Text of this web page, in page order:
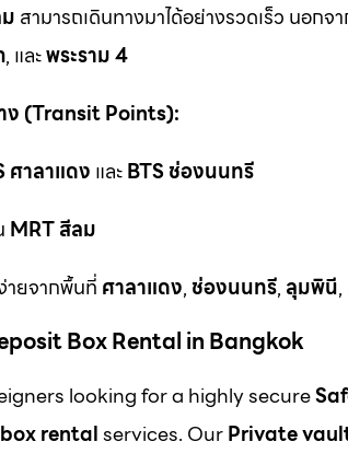
สามารถเดินทางมาได้อย่างรวดเร็ว นอก
, และพระราม 4
ง (Transit Points):
ศาลาแดง และBTS ช่องนนทรี
MRT สีลม
ายจากพื้นที่ ศาลาแดง, ช่องนนทรี, ลุมพินี,
Box Rental in Bangkok
looking for a highly secure
rentalservices. OurPrivate